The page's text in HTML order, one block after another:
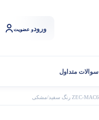
ورودو عضویت
سوالات متداول